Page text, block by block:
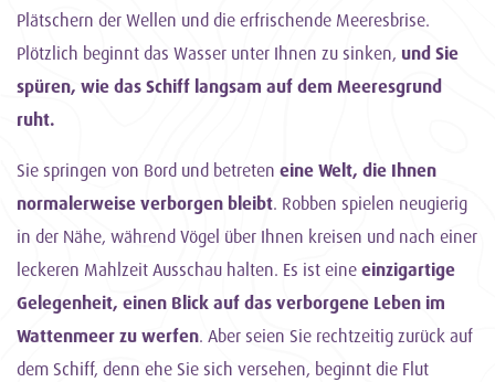
Plätschern der Wellen und die erfrischende Meeresbrise.
Plötzlich beginnt das Wasser unter Ihnen zu sinken, und Sie
spüren, wie das Schiff langsam auf dem Meeresgrund
ruht.
Sie springen von Bord und betreten eine Welt, die Ihnen
normalerweise verborgen bleibt. Robben spielen neugierig
in der Nähe, während Vögel über Ihnen kreisen und nach einer
leckeren Mahlzeit Ausschau halten. Es ist eine einzigartige
Gelegenheit, einen Blick auf das verborgene Leben im
Wattenmeer zu werfen. Aber seien Sie rechtzeitig zurück auf
dem Schiff, denn ehe Sie sich versehen, beginnt die Flut